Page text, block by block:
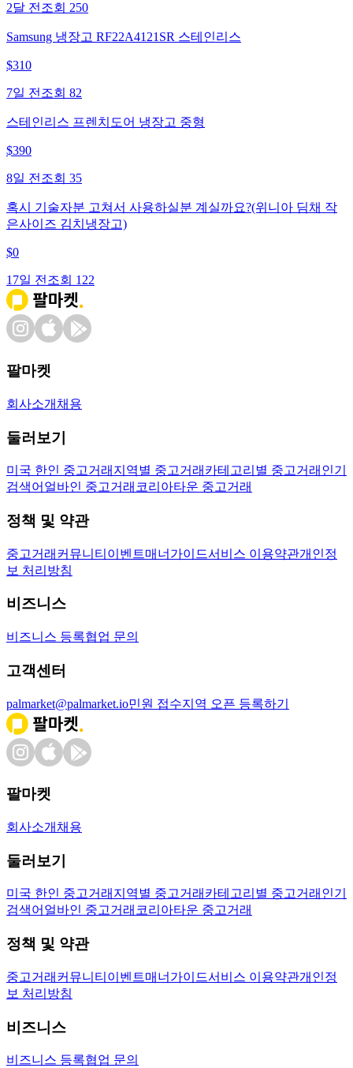
2달 전 조회 250
Samsung 냉장고 RF22A4121SR 스테인리스
$310
7일 전 조회 82
스테인리스 프렌치도어 냉장고 중형
$390
8일 전 조회 35
혹시 기술자분 고쳐서 사용하실분 계실까요?(위니아 딤채 작
은사이즈 김치냉장고)
$0
17일 전 조회 122
팔마켓
회사소개 채용
둘러보기
미국 한인 중고거래 지역별 중고거래 카테고리별 중고거래 인기
검색어 얼바인 중고거래 코리아타운 중고거래
정책 및 약관
중고거래 커뮤니티 이벤트매너가이드서비스 이용약관개인정
보 처리방침
비즈니스
비즈니스 등록협업 문의
고객센터
palmarket@palmarket.io민원 접수지역 오픈 등록하기
팔마켓
회사소개 채용
둘러보기
미국 한인 중고거래 지역별 중고거래 카테고리별 중고거래 인기
검색어 얼바인 중고거래 코리아타운 중고거래
정책 및 약관
중고거래 커뮤니티 이벤트매너가이드서비스 이용약관개인정
보 처리방침
비즈니스
비즈니스 등록협업 문의